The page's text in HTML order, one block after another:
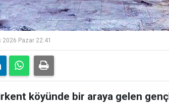
2026 Pazar 22:41
köyünde bir araya gelen